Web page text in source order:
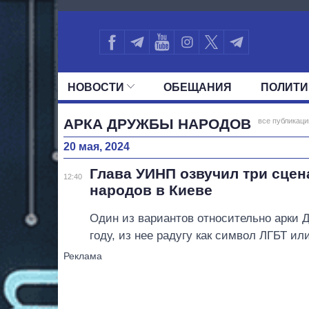
4839
НОВОСТИ ОБЕЩАНИЯ
ВСЕ ПОЛИТИКИ ПРЕЗИДЕНТ И
АРКА ДРУЖБЫ НАРОДОВ все
20 мая, 2024
12:40
Глава УИНП озвучил три
народов в Киеве
Один из вариантов относительно арки
году, из нее радугу как символ ЛГБТ